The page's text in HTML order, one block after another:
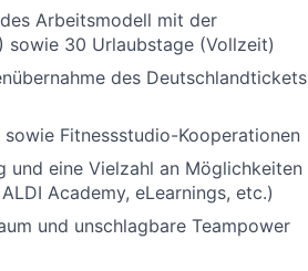
Arbeitsmodell mit der
30 Urlaubstage (Vollzeit)
des Deutschlandtickets
Fitnessstudio-Kooperationen
und eine Vielzahl an Möglichkeiten
Academy, eLearnings, etc.)
und unschlagbare Teampower